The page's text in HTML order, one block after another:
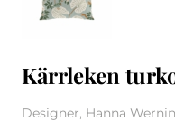
Kärrleken
Designer, Hanna